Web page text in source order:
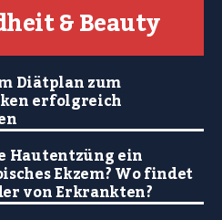
& Beauty
Diätplan zum
erfolgreich
Hautentzüng ein
Ekzem? Wo findet
von Erkrankten?